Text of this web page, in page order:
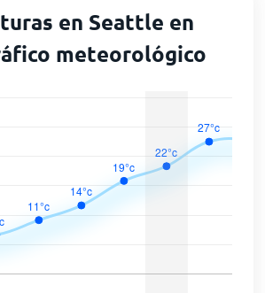
en Seattle en
meteorológico